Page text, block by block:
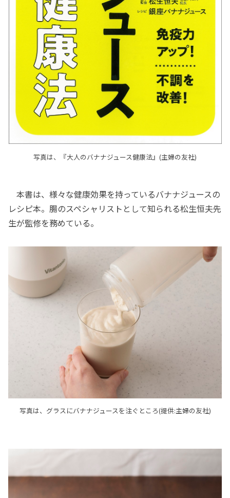
写真は、『大人のバナナジュース健康法』(主婦の友社)
本書は、様々な健康効果を持っているバナナジュースの
レシピ本。腸のスペシャリストとして知られる松生恒夫先
生が監修を務めている。
写真は、グラスにバナナジュースを注ぐところ(提供:主婦の友社)